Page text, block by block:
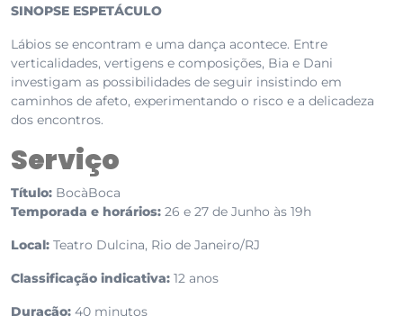
SINOPSE ESPETÁCULO
Lábios se encontram e uma dança acontece. Entre
verticalidades, vertigens e composições, Bia e Dani
investigam as possibilidades de seguir insistindo em
caminhos de afeto, experimentando o risco e a delicadeza
dos encontros.
Serviço
Título: BocàBoca
Temporada e horários: 26 e 27 de Junho às 19h
Local: Teatro Dulcina, Rio de Janeiro/RJ
Classificação indicativa: 12 anos
Duração: 40 minutos